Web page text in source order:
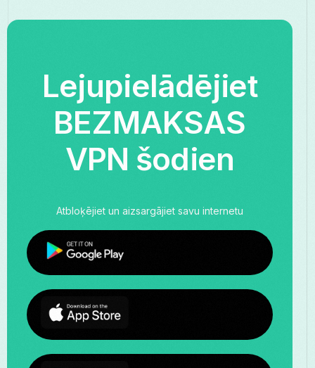
Lejupielādējiet
BEZMAKSAS
VPN šodien
Atbloķējiet un aizsargājiet savu internetu